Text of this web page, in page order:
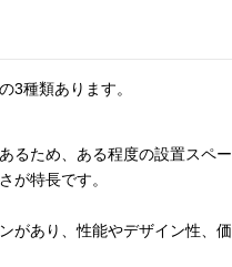
3種類あります。
るため、ある程度の設置スペー
が特長です。
があり、性能やデザイン性、価